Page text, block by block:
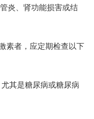
炎、肾功能损害或结
素者，应定期检查以下
其是糖尿病或糖尿病